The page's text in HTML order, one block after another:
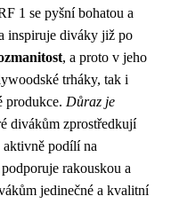
1 se pyšní bohatou a
inspiruje diváky již po
, a proto v jeho
trháky, tak i
produkce. Důraz je
divákům zprostředkují
aktivně podílí na
rakouskou a
jedinečné a kvalitní